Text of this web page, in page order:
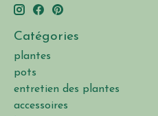
Catégories
plantes
pots
entretien des plantes
accessoires